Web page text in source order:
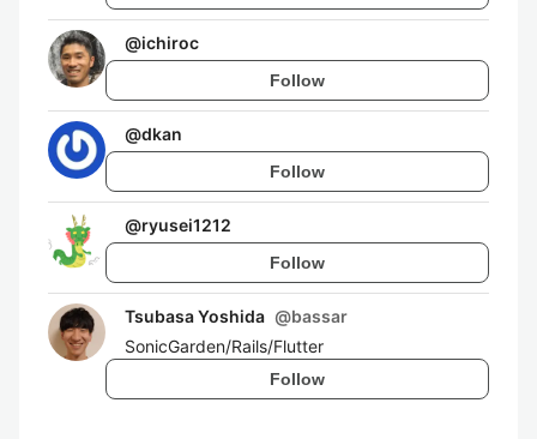
@ichiroc
Follow
@dkan
Follow
@ryusei1212
Follow
Tsubasa Yoshida @bassar
SonicGarden/Rails/Flutter
Follow